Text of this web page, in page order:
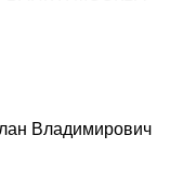
Владимирович